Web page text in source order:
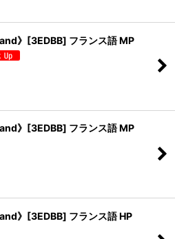
》[3EDBB] フランス語 MP
》[3EDBB] フランス語 MP
》[3EDBB] フランス語 HP